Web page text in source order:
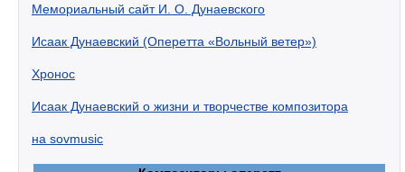
Мемориальный сайт И. О. Дунаевского
Исаак Дунаевский (Оперетта «Вольный ветер»)
Хронос
Исаак Дунаевский о жизни и творчестве композитора
на sovmusic